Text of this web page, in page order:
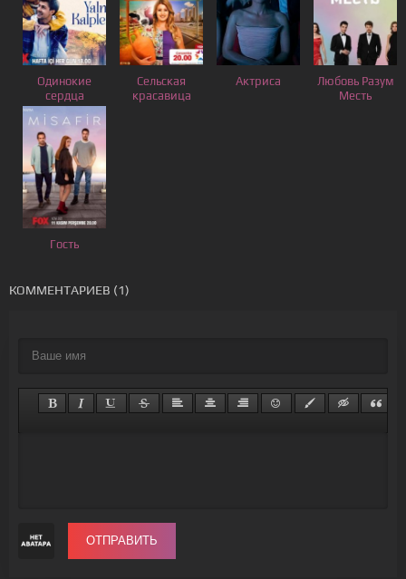
Одинокие
сердца
Сельская
красавица
Актриса
Любовь Разум
Месть
Гость
КОММЕНТАРИЕВ (1)
ОТПРАВИТЬ